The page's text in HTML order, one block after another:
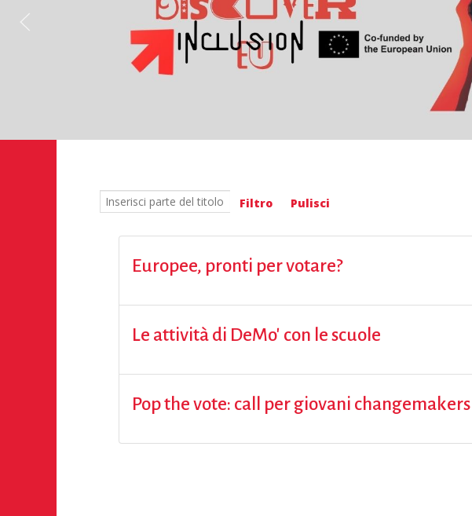
Inserisci parte del titolo Filtro Pulisci
Europee, pronti per votare?
Le attività di DeMo' con le scuole
Pop the vote: call per giovani changemakers